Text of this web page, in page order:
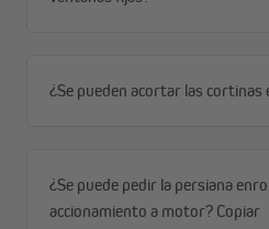
¿Se pueden acortar las cortinas
¿Se puede pedir la persiana
accionamiento a motor? Copiar